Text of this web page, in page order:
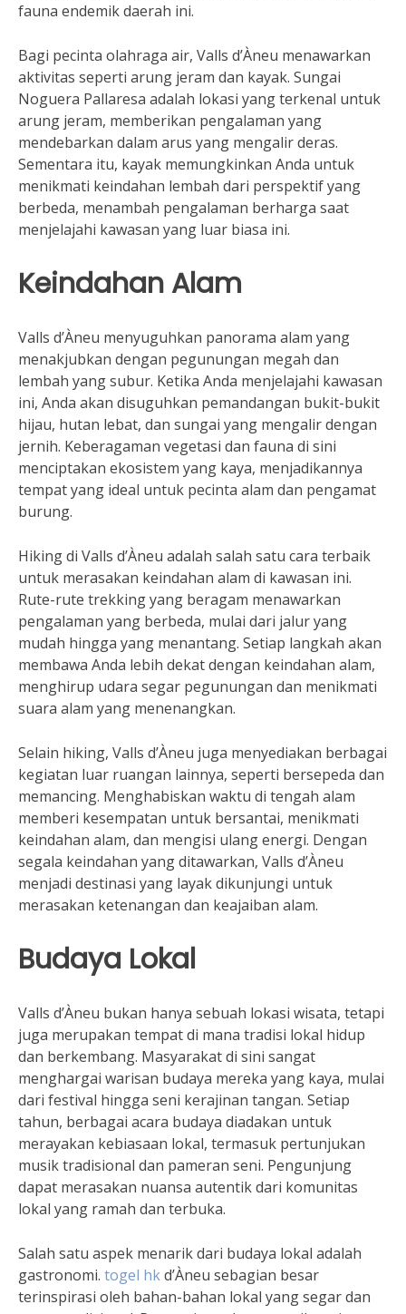
fauna endemik daerah ini.
Bagi pecinta olahraga air, Valls d’Àneu menawarkan
aktivitas seperti arung jeram dan kayak. Sungai
Noguera Pallaresa adalah lokasi yang terkenal untuk
arung jeram, memberikan pengalaman yang
mendebarkan dalam arus yang mengalir deras.
Sementara itu, kayak memungkinkan Anda untuk
menikmati keindahan lembah dari perspektif yang
berbeda, menambah pengalaman berharga saat
menjelajahi kawasan yang luar biasa ini.
Keindahan Alam
Valls d’Àneu menyuguhkan panorama alam yang
menakjubkan dengan pegunungan megah dan
lembah yang subur. Ketika Anda menjelajahi kawasan
ini, Anda akan disuguhkan pemandangan bukit-bukit
hijau, hutan lebat, dan sungai yang mengalir dengan
jernih. Keberagaman vegetasi dan fauna di sini
menciptakan ekosistem yang kaya, menjadikannya
tempat yang ideal untuk pecinta alam dan pengamat
burung.
Hiking di Valls d’Àneu adalah salah satu cara terbaik
untuk merasakan keindahan alam di kawasan ini.
Rute-rute trekking yang beragam menawarkan
pengalaman yang berbeda, mulai dari jalur yang
mudah hingga yang menantang. Setiap langkah akan
membawa Anda lebih dekat dengan keindahan alam,
menghirup udara segar pegunungan dan menikmati
suara alam yang menenangkan.
Selain hiking, Valls d’Àneu juga menyediakan berbagai
kegiatan luar ruangan lainnya, seperti bersepeda dan
memancing. Menghabiskan waktu di tengah alam
memberi kesempatan untuk bersantai, menikmati
keindahan alam, dan mengisi ulang energi. Dengan
segala keindahan yang ditawarkan, Valls d’Àneu
menjadi destinasi yang layak dikunjungi untuk
merasakan ketenangan dan keajaiban alam.
Budaya Lokal
Valls d’Àneu bukan hanya sebuah lokasi wisata, tetapi
juga merupakan tempat di mana tradisi lokal hidup
dan berkembang. Masyarakat di sini sangat
menghargai warisan budaya mereka yang kaya, mulai
dari festival hingga seni kerajinan tangan. Setiap
tahun, berbagai acara budaya diadakan untuk
merayakan kebiasaan lokal, termasuk pertunjukan
musik tradisional dan pameran seni. Pengunjung
dapat merasakan nuansa autentik dari komunitas
lokal yang ramah dan terbuka.
Salah satu aspek menarik dari budaya lokal adalah
gastronomi. togel hkd’Àneu sebagian besar
terinspirasi oleh bahan-bahan lokal yang segar dan